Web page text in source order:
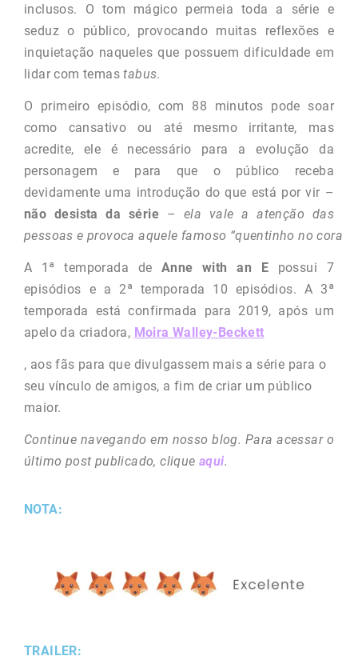
inclusos. O tom mágico permeia toda a série e
seduz o público, provocando muitas reflexões e
inquietação naqueles que possuem dificuldade em
lidar com temastabus.
O primeiro episódio, com 88 minutos pode soar
como cansativo ou até mesmo irritante, mas
acredite, ele é necessário para a evolução da
personagem e para que o público receba
devidamente uma introdução do que está por vir –
não desista da série – ela vale a atenção das
pessoas e provoca aquele famoso “quentinho no
A 1ª temporada de Anne with an E possui 7
episódios e a 2ª temporada 10 episódios. A 3ª
temporada está confirmada para 2019, após um
apelo da criadora, Moira Walley-Beckett
, aos fãs para que divulgassem mais a série para o
seu vínculo de amigos, a fim de criar um público
maior.
Continue navegando em nosso blog. Para acessar o
último post publicado, clique aqui.
NOTA:
TRAILER: